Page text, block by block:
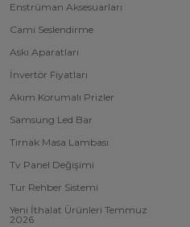
Enstrüman Aksesuarları
Cami Seslendirme
Askı Aparatları
İnvertör Fiyatları
Akım Korumalı Prizler
Samsung Led Bar
Tırnak Masa Lambası
Tv Panel Değişimi
Tur Rehber Sistemi
Yeni İthalat Ürünleri Temmuz
2026